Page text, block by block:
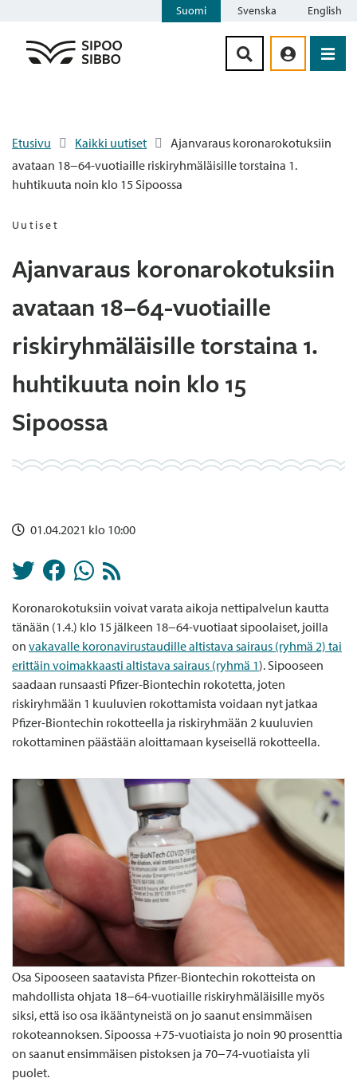
Suomi Svenska English
Etusivu Kaikki uutiset
Ajanvaraus koronarokotuksiin
avataan 18−64-vuotiaille riskiryhmäläisille torstaina 1.
huhtikuuta noin klo 15 Sipoossa
Uutiset
Ajanvaraus koronarokotuksiin
avataan 18−64-vuotiaille
riskiryhmäläisille torstaina 1.
huhtikuuta noin klo 15
Sipoossa
01.04.2021 klo 10:00
Koronarokotuksiin voivat varata aikoja nettipalvelun kautta
tänään (1.4.) klo 15 jälkeen 18−64-vuotiaat sipoolaiset, joilla
onvakavalle koronavirustaudille altistava sairaus (ryhmä 2) tai
erittäin voimakkaasti altistava sairaus (ryhmä 1). Sipooseen
saadaan runsaasti Pfizer-Biontechin rokotetta, joten
riskiryhmään 1 kuuluvien rokottamista voidaan nyt jatkaa
Pfizer-Biontechin rokotteella ja riskiryhmään 2 kuuluvien
rokottaminen päästään aloittamaan kyseisellä rokotteella.
Osa Sipooseen saatavista Pfizer-Biontechin rokotteista on
mahdollista ohjata 18−64-vuotiaille riskiryhmäläisille myös
siksi, että iso osa ikääntyneistä on jo saanut ensimmäisen
rokoteannoksen. Sipoossa +75-vuotiaista jo noin 90 prosenttia
on saanut ensimmäisen pistoksen ja 70−74-vuotiaista yli
puolet.